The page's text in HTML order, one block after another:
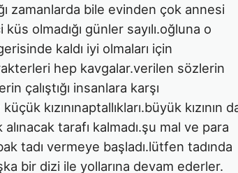
zamanlarda bile evinden çok annesi
olmadığı günler sayılı.oğluna o
kaldı iyi olmaları için
hep kavgalar.verilen sözlerin
çalıştığı insanlara karşı
kızınınaptallıkları.büyük kızının
tarafı kalmadı.şu mal ve para
tadı vermeye başladı.lütfen tadında
bir dizi ile yollarına devam ederler.